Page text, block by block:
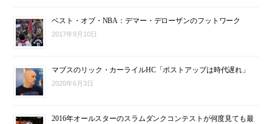
ベスト・オブ・NBA：デマー・デローザンのフットワーク
2017年9月10日
マブスのリック・カーライルHC「ポストアップは時代遅れ」
2020年6月3日
2016年オールスターのスラムダンクコンテストが何度見ても最